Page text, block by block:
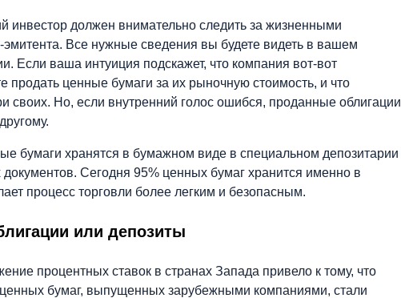
инвестор должен внимательно следить за жизненными
эмитента. Все нужные сведения вы будете видеть в вашем
Если ваша интуиция подскажет, что компания вот-вот
продать ценные бумаги за их рыночную стоимость, и что
своих. Но, если внутренний голос ошибся, проданные облигации
бумаги хранятся в бумажном виде в специальном депозитарии
Сегодня 95% ценных бумаг хранится именно в
процесс торговли более легким и безопасным.
или депозиты
процентных ставок в странах Запада привело к тому, что
бумаг, выпущенных зарубежными компаниями, стали